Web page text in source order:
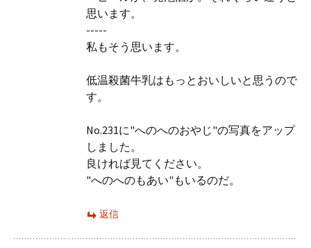
思います。
-----
私もそう思います。
低温殺菌牛乳はもっとおいしいと思うので
す。
No.231に"へのへのおやじ"の写真をアップ
しました。
良ければ見てください。
"へのへのもあい"もいるのだ。
返信